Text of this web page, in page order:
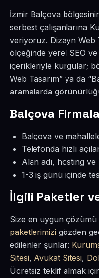
İzmir Balçova
serbest çalışanlarına
veriyoruz. Dizayn Web
ölçeğinde yerel SEO
içerikleriyle kurgular;
Web Tasarım” ya da
aramalarda
Balçova
Balçova ve
Telefonda hızlı
Alan adı, hosting
1-3 iş günü içinde
İlgili Paketler
Size en uygun çözümü
paketlerimizi gözden
edilenler şunlar:
Sitesi, Avukat Sitesi,
Ücretsiz teklif almak